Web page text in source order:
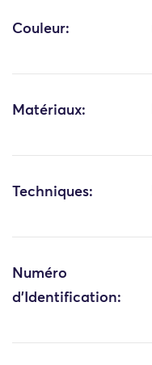
Couleur:
Matériaux:
Techniques:
Numéro
d'Identification: